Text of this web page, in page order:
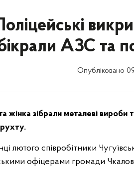
АЗС та
Опубліковано
жінка зібрали металеві
лютого співробітники
офіцерами громади